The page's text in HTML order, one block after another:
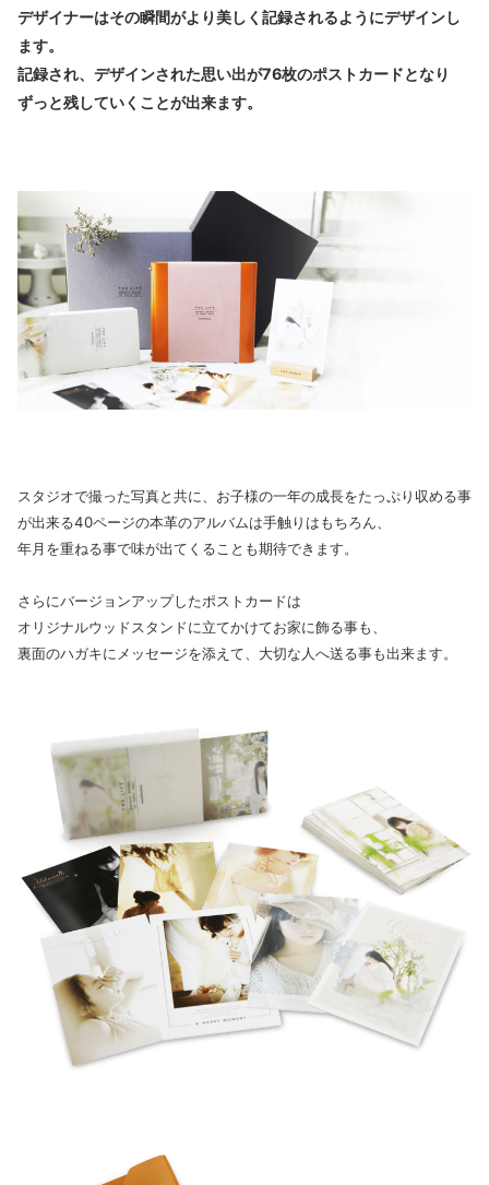
デザイナーはその瞬間がより美しく記録されるようにデザインし
ます。
記録され、デザインされた思い出が76枚のポストカードとなり
ずっと残していくことが出来ます。
スタジオで撮った写真と共に、お子様の一年の成長をたっぷり収める事
が出来る40ページの本革のアルバムは手触りはもちろん、
年月を重ねる事で味が出てくることも期待できます。
さらにバージョンアップしたポストカードは
オリジナルウッドスタンドに立てかけてお家に飾る事も、
裏面のハガキにメッセージを添えて、大切な人へ送る事も出来ます。